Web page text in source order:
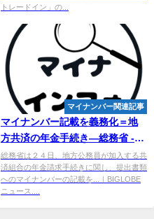
トレードイン」の...
マイナンバー関連記事
マイナンバー記載を義務化＝地
方共済の年金手続き―総務省 -
BIGLOBEニュース
総務省は２４日、地方公務員が加入する共
済組合の年金請求手続きに関し、提出書類
へのマイナンバーの記載を...｜BIGLOBE
ニュース....